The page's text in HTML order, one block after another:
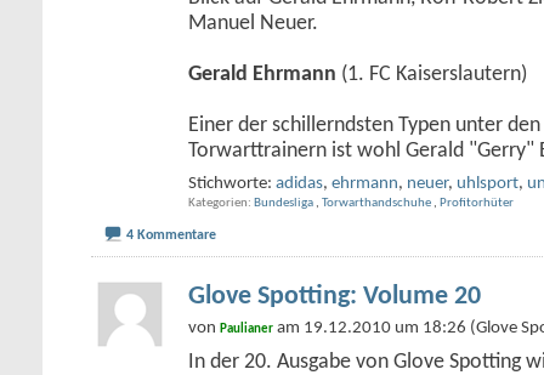
Manuel Neuer.
Gerald Ehrmann (1. FC Kaiserslautern)
Einer der schillerndsten Typen unter
Torwarttrainern ist wohl Gerald "Gerry"
Stichworte: adidas, ehrmann, neuer, uhlsport,
Kategorien Bundesliga , Torwarthandschuhe , Profitorhüter
4 Kommentare
Glove Spotting: Volume 20
von Paulianer am 19.12.2010 um 18:26 (Glove
In der 20. Ausgabe von Glove Spotting